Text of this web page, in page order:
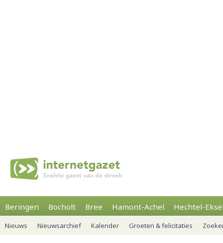
Beringen Bocholt Bree Hamont-Achel Hechtel-
Nieuws Nieuwsarchief Kalender Groeten & felicitaties